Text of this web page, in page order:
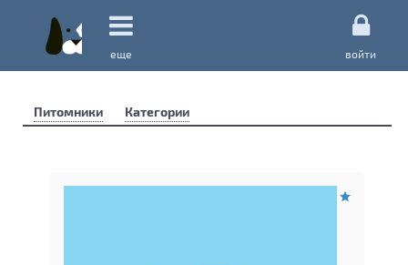
еще войти
Питомники Категории